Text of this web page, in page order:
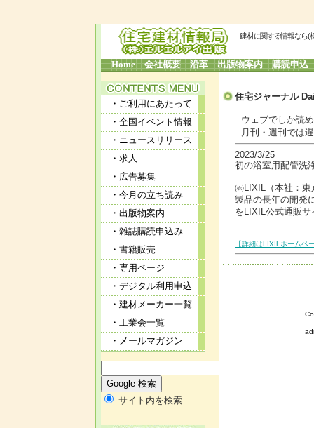
建材に関する情報なら(
Home 会社概要 沿革 出版物案内 購読申込
・ご利用にあたって
・全国イベント情報
・ニュースリリース
・求人
・広告募集
・今月の立ち読み
・出版物案内
・雑誌購読申込み
・書籍販売
・専用ページ
・デジタル利用申込
・建材メーカー一覧
・工業会一覧
・メールマガジン
サイト内を検索
住宅ジャーナル
ウェブでしか読め
月刊・週刊では遅
2023/3/25
初の浴室用配管洗
㈱LIXIL（本社：
製品の長年の開発
をLIXIL公式通販
【詳細はLIXILホームペ